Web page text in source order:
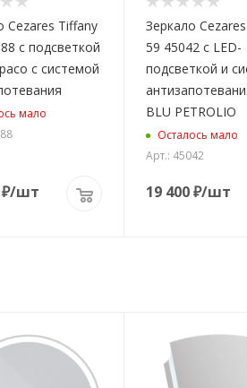
Cezares Tiffany
с подсветкой
с системой
мало
₽/шт
Зеркало
59 45042 с LED-
подсветкой и
BLU PETROLIO
Осталось мало
Арт.: 45042
19 400₽/шт